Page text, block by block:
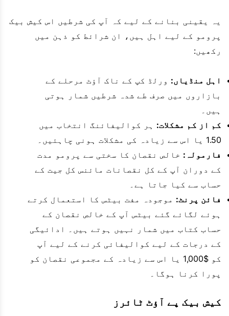
یہ یقینی بنانے کے لیے کہ آپ کی شرطیں اس کیش بیک
پرومو کے لیے اہل ہیں، ان شرائط کو ذہن میں
رکھیں:
اہل منڈیاں: ورلڈ کپ کے ناک آؤٹ مرحلے کے
بازاروں میں صرف طے شدہ شرطیں شمار ہوتی
ہیں۔
کم از کم مشکلات: ہر کوالیفائنگ انتخاب میں
1.50 یا اس سے زیادہ کی مشکلات ہونی چاہئیں۔
فارمولہ: خالص نقصان کا سختی سے پرومو مدت
کے دوران آپ کے کل نقصانات مائنس کل جیت کے
حساب سے کیا جاتا ہے۔
فائن پرنٹ: موجودہ مفت بیٹس کا استعمال کرتے
ہوئے لگائے گئے بیٹس آپ کے خالص نقصان کے
حساب کتاب میں شمار نہیں ہوتے ہیں۔ ادائیگی
کے درجات کے لیے کوالیفائی کرنے کے لیے آپ
کو $1,000 یا اس سے زیادہ کے مجموعی نقصان کو
پورا کرنا ہوگا۔
کیش بیک پے آؤٹ ٹائرز